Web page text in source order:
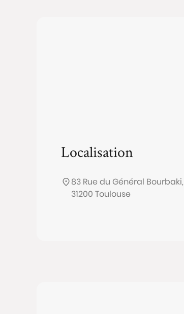
Localisation
83 Rue du Général Bourbaki,
31200 Toulouse